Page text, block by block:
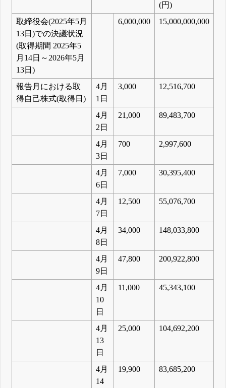
(円)
取締役会(2025年5月
13日)での決議状況
(取得期間 2025年5
月14日～2026年5月
13日)
6,000,000 15,000,000,000
報告月における取
得自己株式(取得日)
4月
1日
3,000 12,516,700
4月
2日
21,000 89,483,700
4月
3日
700 2,997,600
4月
6日
7,000 30,395,400
4月
7日
12,500 55,076,700
4月
8日
34,000 148,033,800
4月
9日
47,800 200,922,800
4月
10
日
11,000 45,343,100
4月
13
日
25,000 104,692,200
4月
14
19,900 83,685,200